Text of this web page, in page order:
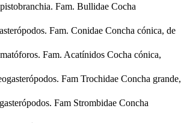
Fam. Bullidae Cocha
Fam. Conidae Concha cónica, de
Fam. Acatínidos Cocha cónica,
Fam Trochidae Concha grande,
Fam Strombidae Concha